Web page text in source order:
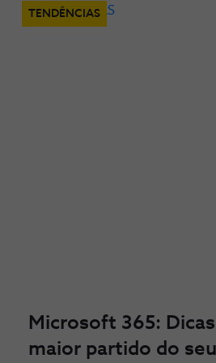
TENDÊNCIAS
Microsoft 365:
maior partido do